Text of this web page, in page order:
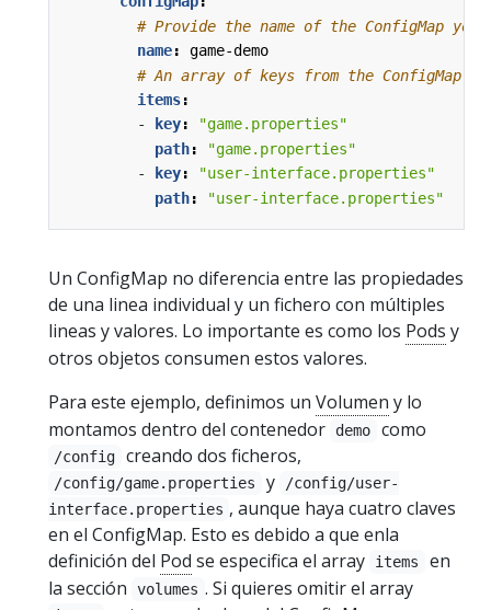
# Provide the name of the ConfigMap you
name:
game-demo
# An array of keys from the ConfigMap
items:
-
key:
"game.properties"
path:
"game.properties"
-
key:
"user-interface.properties"
path: "user-interface.properties"
Un ConfigMap no diferencia entre las propiedades
de una linea individual y un fichero con múltiples
lineas y valores. Lo importante es como los Pods y
otros objetos consumen estos valores.
Para este ejemplo, definimos un Volumen y lo
montamos dentro del contenedor
demo como
/config creando dos ficheros,
/config/game.properties y
/config/user-
interface.properties , aunque haya cuatro claves
en el ConfigMap. Esto es debido a que enla
definición del Pod se especifica el array items
en
la sección
volumes . Si quieres omitir el array